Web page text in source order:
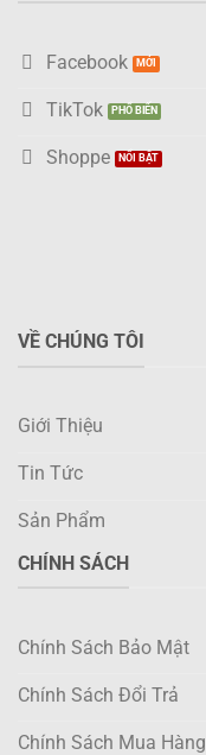
Facebook
TikTok
Shoppe
VỀ CHÚNG TÔI
Giới Thiệu
Tin Tức
Sản Phẩm
CHÍNH SÁCH
Chính Sách Bảo Mật
Chính Sách Đổi Trả
Chính Sách Mua Hàng